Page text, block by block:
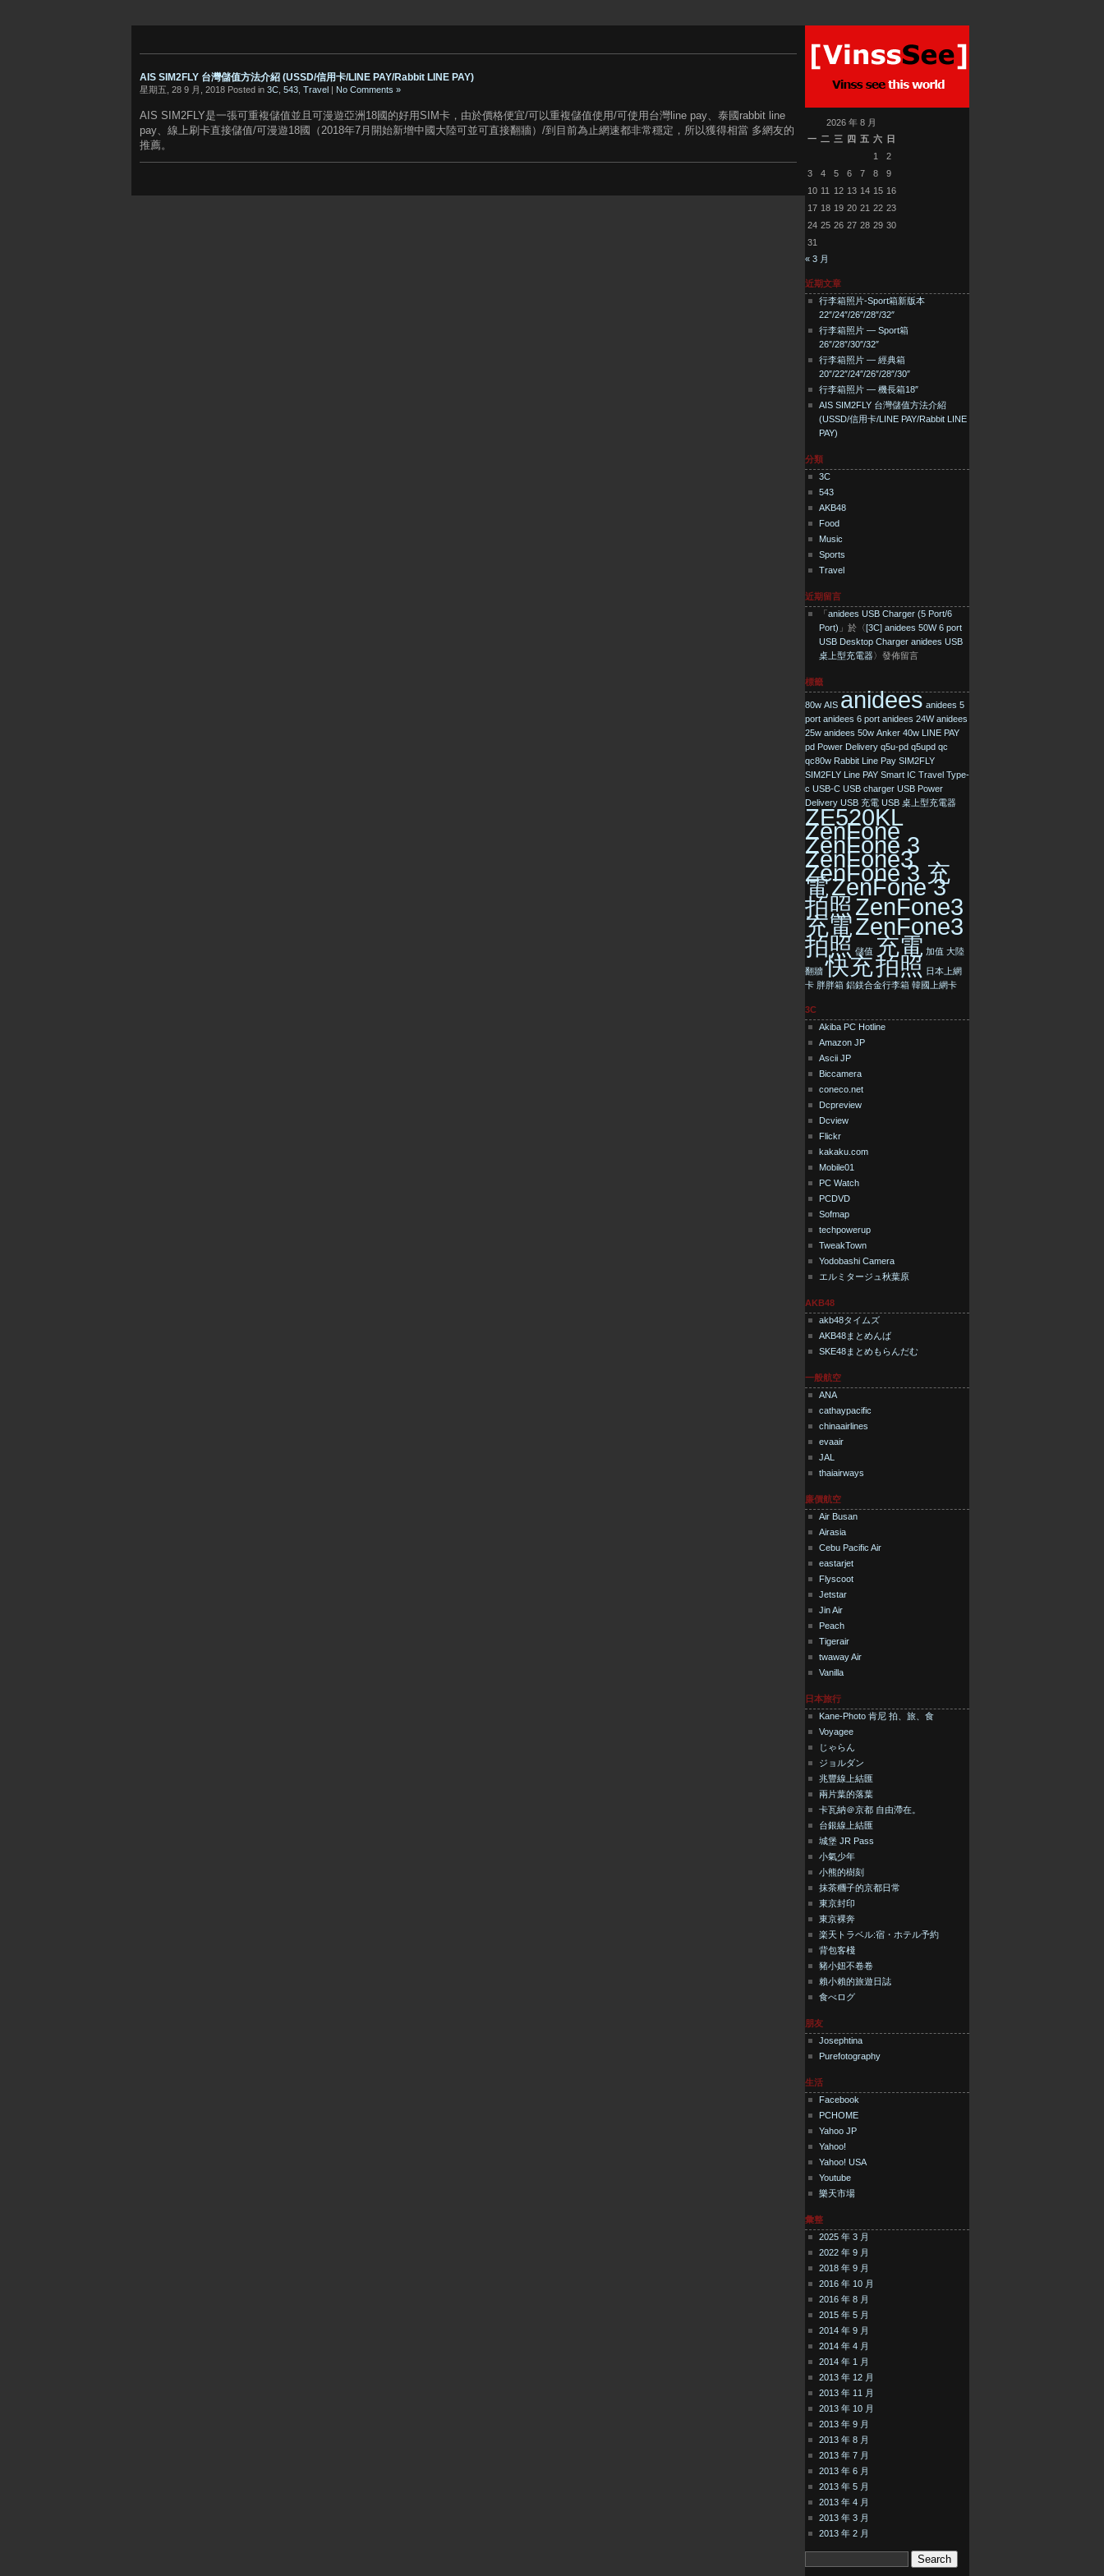
AIS SIM2FLY 台灣儲值方法介紹 (USSD/信用卡/LINE PAY/Rabbit LINE PAY)
星期五, 28 9 月, 2018 Posted in 3C, 543, Travel| No Comments »
AIS SIM2FLY是一張可重複儲值並且可漫遊亞洲18國的好用SIM卡，由於價格便宜/可以重複儲值使用/可使用台灣line pay、泰國rabbit line
pay、線上刷卡直接儲值/可漫遊18國（2018年7月開始新增中國大陸可並可直接翻牆）/到目前為止網速都非常穩定，所以獲得相當 多網友的
推薦。
2026 年 8 月
一 二 三 四 五 六
日
1
2
3
4 5 6 7 8
9
10 11 12 13 14 15 16
17 18 19 20 21 22 23
24 25 26 27 28 29 30
31
« 3 月
近期文章
行李箱照片-Sport箱新版本
22″/24″/26″/28″/32″
行李箱照片 — Sport箱
26″/28″/30″/32″
行李箱照片 — 經典箱
20″/22″/24″/26″/28″/30″
行李箱照片 — 機長箱18″
AIS SIM2FLY 台灣儲值方法介紹
(USSD/信用卡/LINE PAY/Rabbit LINE
PAY)
分類
3C
543
AKB48
Food
Music
Sports
Travel
近期留言
「anidees USB Charger (5 Port/6
Port) 」於〈[3C] anidees 50W 6 port
USB Desktop Charger anidees USB
桌上型充電器〉發佈留言
標籤
80w AIS anidees anidees 5
port anidees 6 port anidees 24W anidees
25w anidees 50w Anker 40w LINE PAY
pd Power Delivery q5u-pd q5upd qc
qc80w Rabbit Line Pay SIM2FLY
SIM2FLY Line PAY Smart IC Travel Type-
c USB-C USB charger USB Power
Delivery USB 充電 USB 桌上型充電器
ZE520KL
ZenFone
ZenFone 3
ZenFone3
ZenFone 3 充
電ZenFone 3
拍照 ZenFone3
充電ZenFone3
拍照 儲值 充電 加值 大陸
翻牆 快充拍照 日本上網
卡 胖胖箱 鋁鎂合金行李箱 韓國上網卡
3C
Akiba PC Hotline
Amazon JP
Ascii JP
Biccamera
coneco.net
Dcpreview
Dcview
Flickr
kakaku.com
Mobile01
PC Watch
PCDVD
Sofmap
techpowerup
TweakTown
Yodobashi Camera
エルミタージュ秋葉原
AKB48
akb48タイムズ
AKB48まとめんば
SKE48まとめもらんだむ
一般航空
ANA
cathaypacific
chinaairlines
evaair
JAL
thaiairways
廉價航空
Air Busan
Airasia
Cebu Pacific Air
eastarjet
Flyscoot
Jetstar
Jin Air
Peach
Tigerair
twaway Air
Vanilla
日本旅行
Kane-Photo 肯尼 拍、旅、食
Voyagee
じゃらん
ジョルダン
兆豐線上結匯
兩片葉的落葉
卡瓦納＠京都 自由滯在。
台銀線上結匯
城堡 JR Pass
小氣少年
小熊的樹刻
抹茶糰子的京都日常
東京封印
東京裸奔
楽天トラベル:宿・ホテル予約
背包客棧
豬小妞不卷卷
賴小賴的旅遊日誌
食べログ
朋友
Josephtina
Purefotography
生活
Facebook
PCHOME
Yahoo JP
Yahoo!
Yahoo! USA
Youtube
樂天市場
彙整
2025 年 3 月
2022 年 9 月
2018 年 9 月
2016 年 10 月
2016 年 8 月
2015 年 5 月
2014 年 9 月
2014 年 4 月
2014 年 1 月
2013 年 12 月
2013 年 11 月
2013 年 10 月
2013 年 9 月
2013 年 8 月
2013 年 7 月
2013 年 6 月
2013 年 5 月
2013 年 4 月
2013 年 3 月
2013 年 2 月